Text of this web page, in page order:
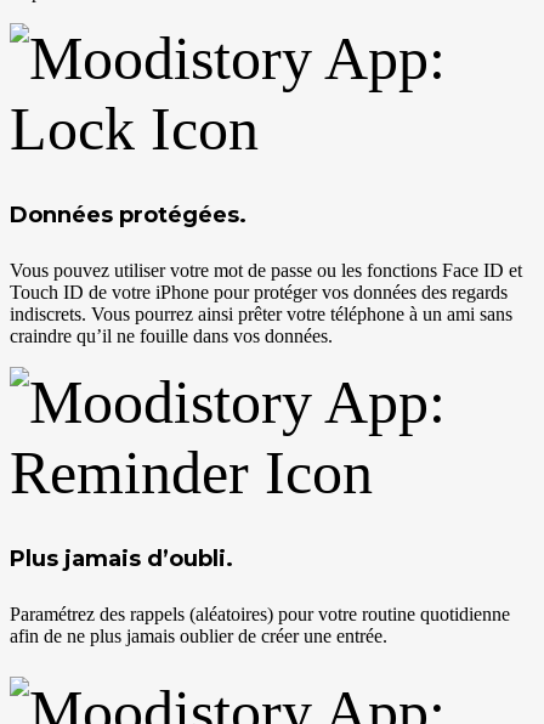
Données protégées.
Vous pouvez utiliser votre mot de passe ou les fonctions Face ID et
Touch ID de votre iPhone pour protéger vos données des regards
indiscrets. Vous pourrez ainsi prêter votre téléphone à un ami sans
craindre qu’il ne fouille dans vos données.
Plus jamais d’oubli.
Paramétrez des rappels (aléatoires) pour votre routine quotidienne
afin de ne plus jamais oublier de créer une entrée.